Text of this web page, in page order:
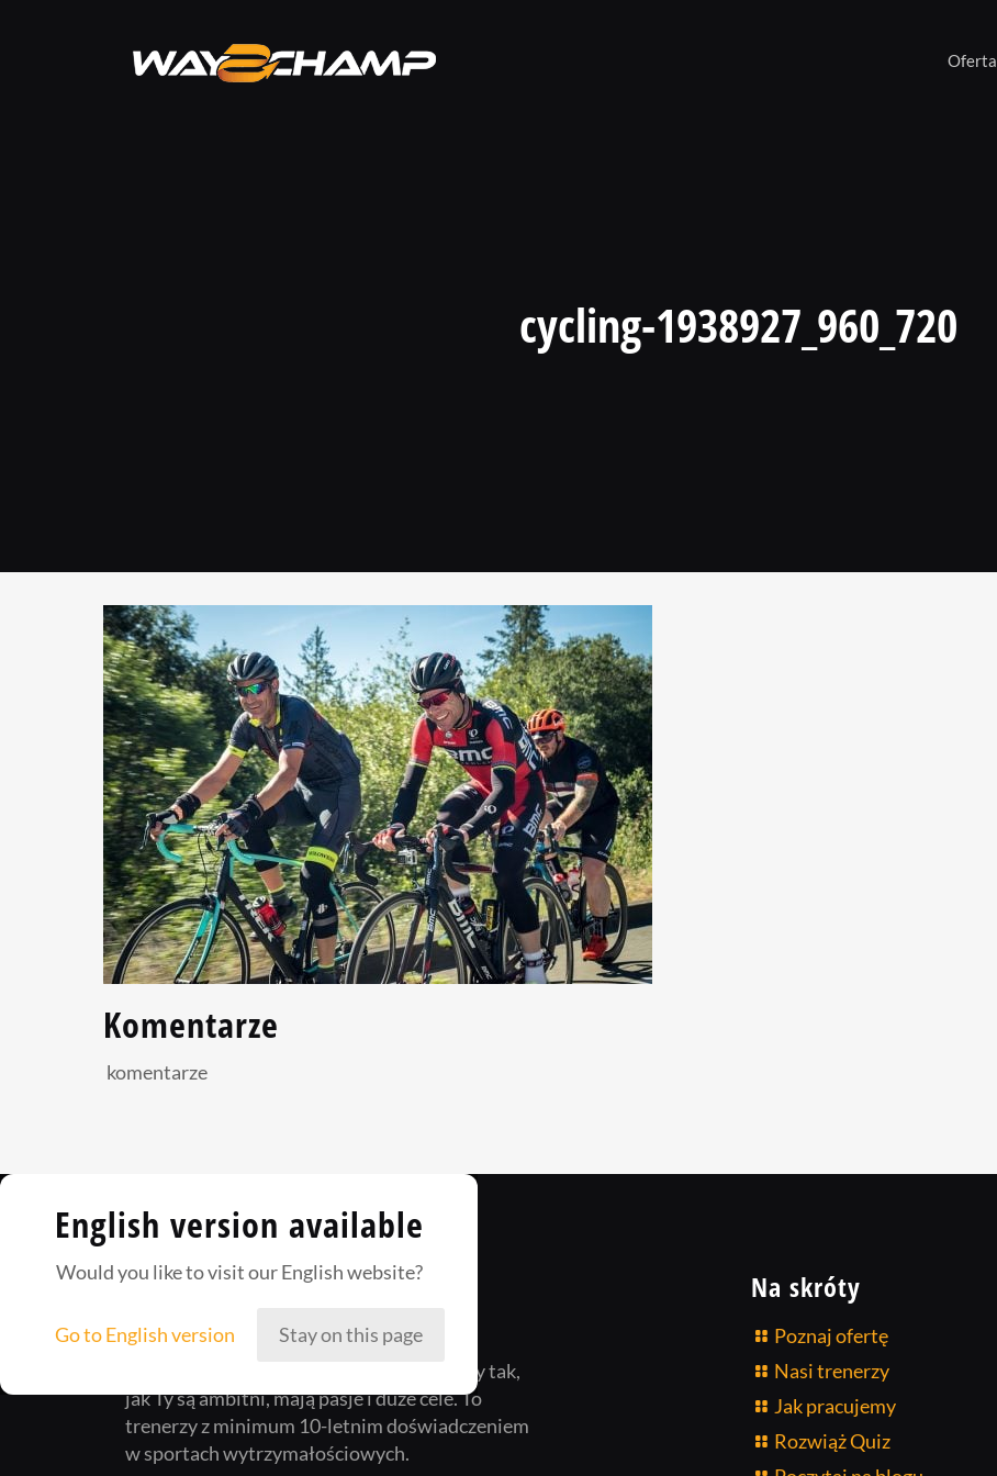
Oferta
cycling-1938927_960_720
Komentarze
komentarze
Way2Champ to zgrana załoga ludzi, którzy tak,
jak Ty są ambitni, mają pasje i duże cele. To
trenerzy z minimum 10-letnim doświadczeniem
w sportach wytrzymałościowych.
Na skróty
Poznaj ofertę
Nasi trenerzy
Jak pracujemy
Rozwiąż Quiz
English version available
Would you like to visit our English website?
Go to English version Stay on this page